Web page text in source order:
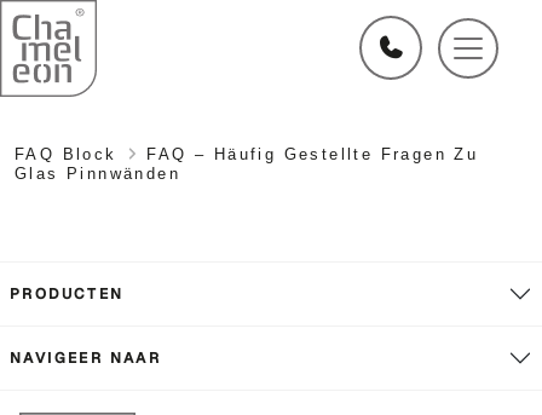
FAQ Block
FAQ – Häufig Gestellte Fragen Zu
Glas Pinnwänden
PRODUCTEN
NAVIGEER NAAR